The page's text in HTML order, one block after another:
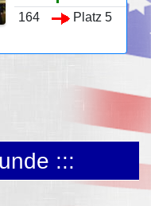
164 Platz 5
:::